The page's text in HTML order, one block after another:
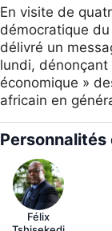
En visite de
démocratique du
délivré un
lundi, dénonçant
économique »
africain en
Félix